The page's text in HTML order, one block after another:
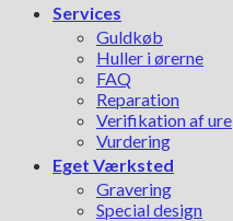
Services
Guldkøb
Huller i ørerne
FAQ
Reparation
Verifikation af ure
Vurdering
Eget Værksted
Gravering
Special design